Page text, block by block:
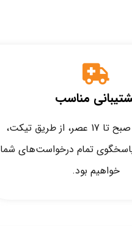
مناسب
ما از ساعت 9 صبح تا 17 عصر، از طریق تیکت،
پاسخگوی تمام درخواست‌های شما
خواهیم بود.